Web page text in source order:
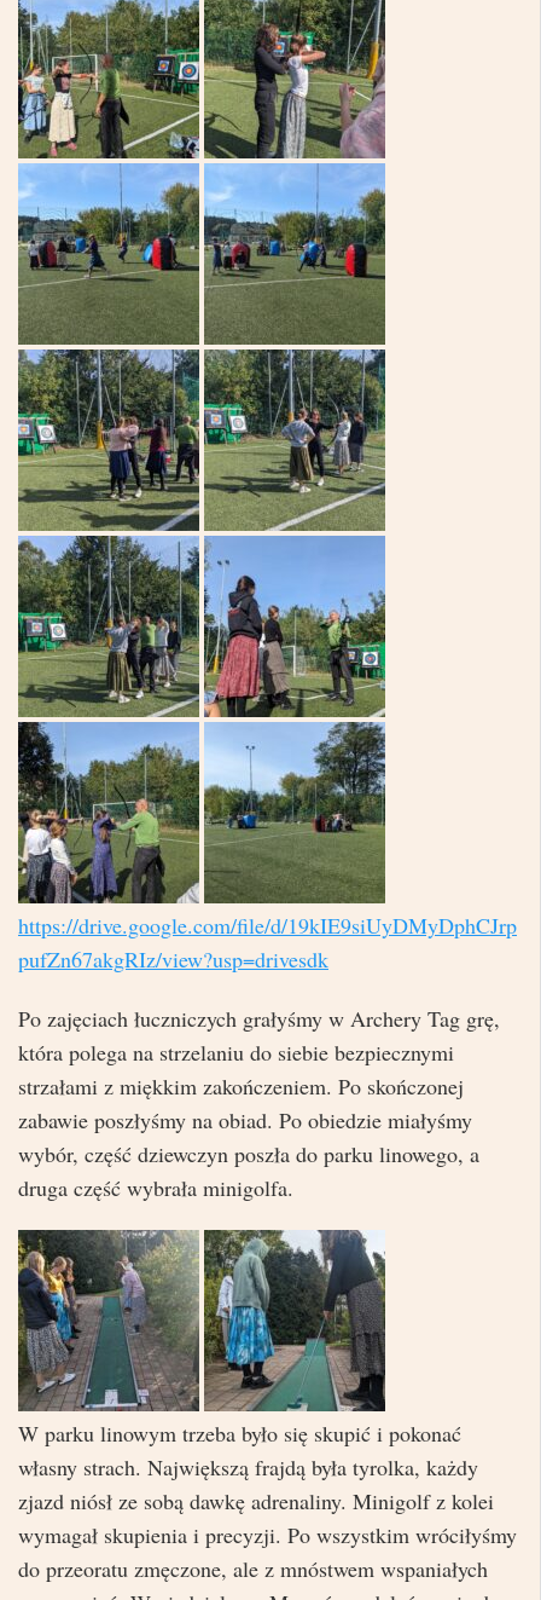
https://drive.google.com/file/d/19kIE9siUyDMyDphCJrp
pufZn67akgRIz/view?usp=drivesdk
Po zajęciach łuczniczych grałyśmy w Archery Tag grę,
która polega na strzelaniu do siebie bezpiecznymi
strzałami z miękkim zakończeniem. Po skończonej
zabawie poszłyśmy na obiad. Po obiedzie miałyśmy
wybór, część dziewczyn poszła do parku linowego, a
druga część wybrała minigolfa.
W parku linowym trzeba było się skupić i pokonać
własny strach. Największą frajdą była tyrolka, każdy
zjazd niósł ze sobą dawkę adrenaliny. Minigolf z kolei
wymagał skupienia i precyzji. Po wszystkim wróciłyśmy
do przeoratu zmęczone, ale z mnóstwem wspaniałych